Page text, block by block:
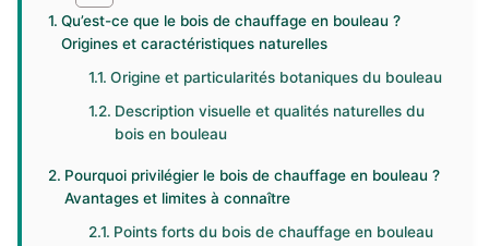
Qu’est-ce que le bois de chauffage en bouleau ?
Origines et caractéristiques naturelles
Origine et particularités botaniques du bouleau
Description visuelle et qualités naturelles du
bois en bouleau
Pourquoi privilégier le bois de chauffage en bouleau ?
Avantages et limites à connaître
Points forts du bois de chauffage en bouleau